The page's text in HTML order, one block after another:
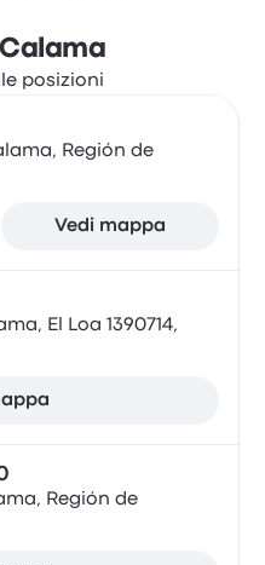
Región de
Vedi mappa
El Loa 1390714,
Región de